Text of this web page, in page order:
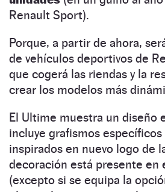
Renault Sport).
Porque, a partir de ahora,
de vehículos deportivos de
que cogerá las riendas y la
crear los modelos más
El Ultime muestra un diseño
incluye grafismos
inspirados en nuevo logo de
decoración está presente en
(excepto si se equipa la